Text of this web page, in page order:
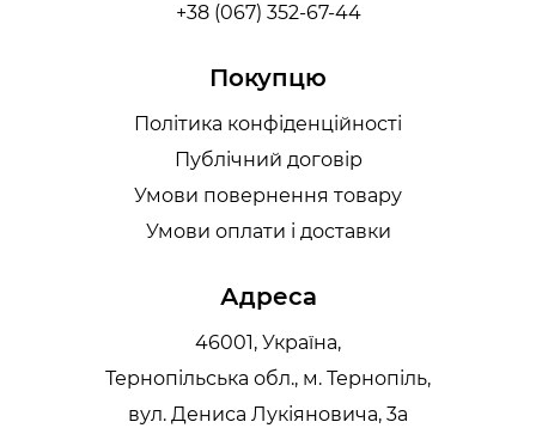
+38 (067) 352-67-44
Покупцю
Політика конфіденційності
Публічний договір
Умови повернення товару
Умови оплати і доставки
Адреса
46001, Україна,
Тернопільська обл., м. Тернопіль,
вул. Дениса Лукіяновича, 3а